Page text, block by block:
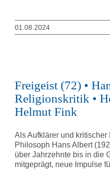
01.08.2024
Freigeist (72) •
Religionskritik •
Helmut Fink
Als Aufklärer und
Philosoph Hans Albert
über Jahrzehnte bis in die
mitgeprägt, neue Impulse